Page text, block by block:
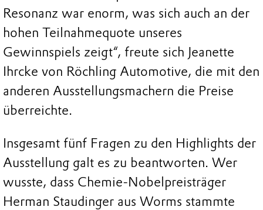
Resonanz war enorm, was sich auch an der
hohen Teilnahmequote unseres
Gewinnspiels zeigt“, freute sich Jeanette
Ihrcke von Röchling Automotive, die mit den
anderen Ausstellungsmachern die Preise
überreichte.
Insgesamt fünf Fragen zu den Highlights der
Ausstellung galt es zu beantworten. Wer
wusste, dass Chemie-Nobelpreisträger
Herman Staudinger aus Worms stammte